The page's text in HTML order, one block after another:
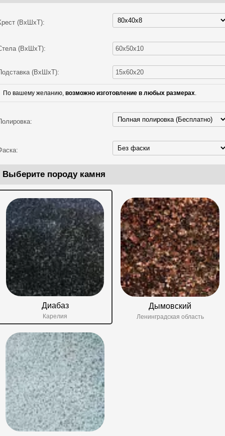
(ВхШхТ):
(ВхШхТ):
(ВхШхТ):
По вашему желанию, возможно изготовление в любых размерах.
Выберите породу камня
Диабаз
Карелия
Дымовский
Ленинградская область